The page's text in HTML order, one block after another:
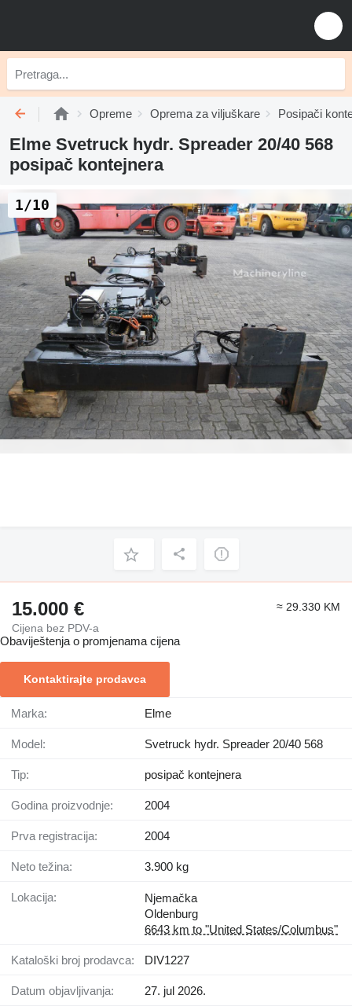
Opreme Oprema za viljuškare Posipači
Elme Svetruck hydr. Spreader 20/40 568
posipač kontejnera
1/10
15.000 €
Cijena bez PDV-a
≈ 29.330 KM
Obaviještenja o promjenama cijena
Kontaktirajte prodavca
Marka: Elme
Model: Svetruck hydr. Spreader 20/40 568
Tip: posipač kontejnera
Godina proizvodnje: 2004
Prva registracija: 2004
Neto težina: 3.900 kg
Lokacija:
Njemačka
Oldenburg
6643 km to "United States/Columbus"
Kataloški broj prodavca: DIV1227
Datum objavljivanja: 27. jul 2026.